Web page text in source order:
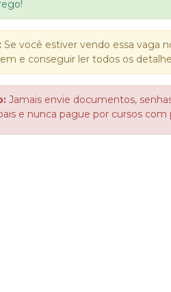
Se você estiver vendo essa vaga
e conseguir ler todos os
Jamais envie documentos,
e nunca pague por cursos